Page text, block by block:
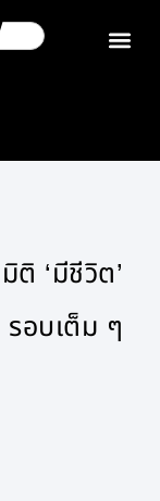
ติ ‘มีชีวิต’
รอบเต็ม ๆ